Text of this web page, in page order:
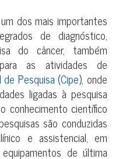
dos mais importantes
de diagnóstico,
do câncer, também
as atividades de
Pesquisa (Cipe), onde
ligadas à pesquisa
conhecimento científico
são conduzidas
e assistencial, em
de última